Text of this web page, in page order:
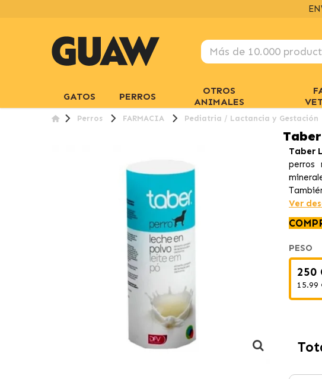
GATOS PERROS
OTROS
ANIMALES
Perros FARMACIA Pediatria / Lactancia y Gestación
Taber
perros
Ver
PESO
250
15.99